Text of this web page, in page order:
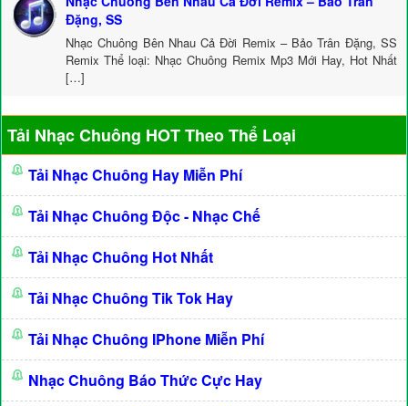
Đặng, SS
Nhạc Chuông Bên Nhau Cả Đời Remix – Bảo Trân Đặng, SS
Remix Thể loại: Nhạc Chuông Remix Mp3 Mới Hay, Hot Nhất
[…]
Tải Nhạc Chuông HOT Theo Thể Loại
Tải Nhạc Chuông Hay Miễn Phí
Tải Nhạc Chuông Độc - Nhạc Chế
Tải Nhạc Chuông Hot Nhất
Tải Nhạc Chuông Tik Tok Hay
Tải Nhạc Chuông IPhone Miễn Phí
Nhạc Chuông Báo Thức Cực Hay